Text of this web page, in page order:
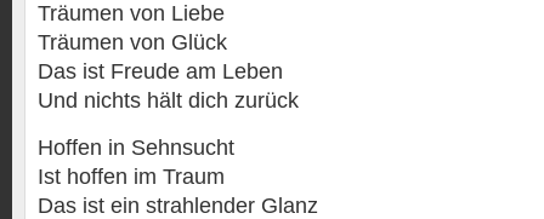
Träumen von Liebe
Träumen von Glück
Das ist Freude am Leben
Und nichts hält dich zurück
Hoffen in Sehnsucht
Ist hoffen im Traum
Das ist ein strahlender Glanz